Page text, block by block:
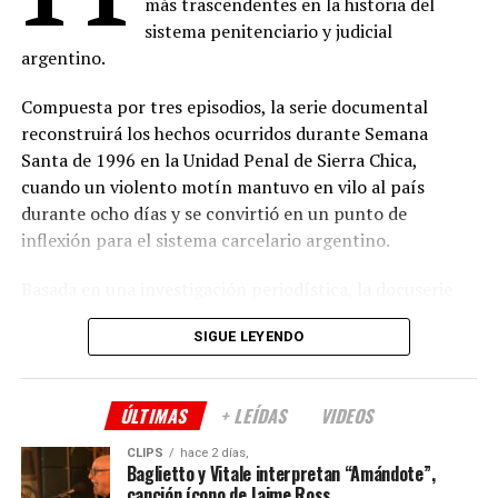
Montaje: Ramiro Romero
Música: Marcelo Bormida, Valenti Liendo
Producción ejecutiva: Hugo Armoa, Magui Bravi,
Manuela Viale, Pablo Yotich, Alejandro Fiore
Prensa: Kevin Melgar
Género: Drama
Provincia de Buenos Aires
La Esclava Sexual– 14 de agosto
Conan O’Brien de Visita, Temporada 3
Guerra de Bandas: Oslo– 28 de agosto
(Fuente: televison.com.ar)
Comparte esto:
sistema penitenciario y judicial
argentino.
Compuesta por tres episodios, la serie documental
reconstruirá los hechos ocurridos durante Semana
Santa de 1996 en la Unidad Penal de Sierra Chica,
cuando un violento motín mantuvo en vilo al país
durante ocho días y se convirtió en un punto de
inflexión para el sistema carcelario argentino.
combinará testimonios de protagonistas directos,
funcionarios, integrantes del Servicio Penitenciario y
archivo y registros históricos poco difundidos que
permitirán reconstruir el desarrollo del conflicto.
Además de narrar los acontecimientos, la producción
SIGUE LEYENDO
ÚLTIMAS + LEÍDAS VIDEOS
CLIPS hace 2 días,
Baglietto y Vitale interpretan “Amándote”,